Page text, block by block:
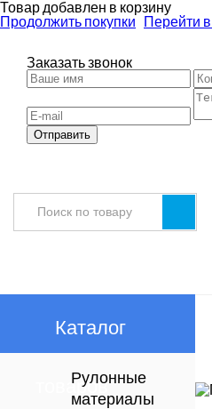
Товар добавлен в корзину
Продолжить покупки Перейти
Заказать звонок
Отправить
Каталог
товаров
Рулонные
материалы